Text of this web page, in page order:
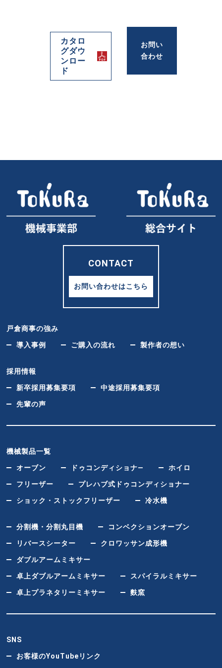
カタロ
グダウ
ンロー
ド
お問い
合わせ
CONTACT
お問い合わせはこちら
戸倉商事の強み
導入事例 ご購入の流れ 製作者の想い
採用情報
新卒採用募集要項 中途採用募集要項
先輩の声
機械製品一覧
オーブン ドゥコンディショナ― ホイロ
フリーザー プレハブ式ドゥコンディショナー
ショック・ストックフリーザー 冷水機
分割機・分割丸目機 コンベクションオーブン
リバースシーター クロワッサン成形機
ダブルアームミキサー
卓上ダブルアームミキサー スパイラルミキサー
卓上プラネタリーミキサー 麩窯
SNS
お客様のYouTubeリンク